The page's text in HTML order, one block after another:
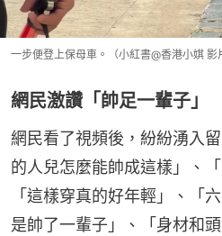
一步便登上保母車。（小紅書@香港小娸 影
網民激讚「帥足一輩子」
網民看了視頻後，紛紛湧入
的人兒怎麼能帥成這樣」、
「這樣穿真的好年輕」、「
是帥了一輩子」、「身材和